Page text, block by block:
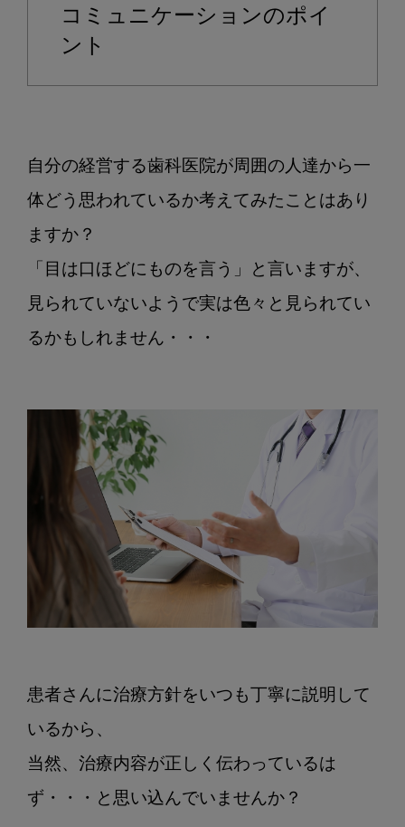
ポ
コミュニケーションのポイ
ント
自分の経営する歯科医院が周囲の人達から一
体どう思われているか考えてみたことはあり
ますか？
「目は口ほどにものを言う」と言いますが、
見られていないようで実は色々と見られてい
るかもしれません・・・
患者さんに治療方針をいつも丁寧に説明して
いるから、
当然、治療内容が正しく伝わっているは
ず・・・と思い込んでいませんか？